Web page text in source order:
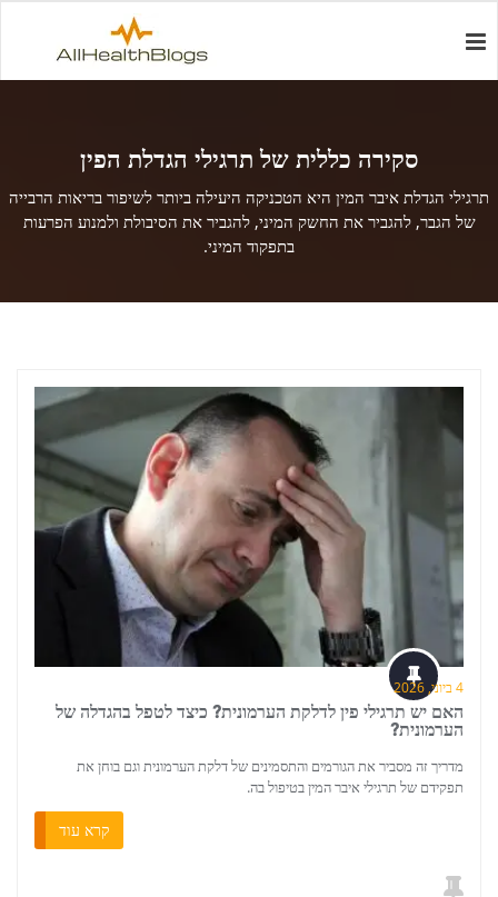
סקירה כללית של תרגילי הגדלת הפין
תרגילי הגדלת איבר המין היא הטכניקה היעילה ביותר לשיפור בריאות הרבייה
של הגבר, להגביר את החשק המיני, להגביר את הסיבולת ולמנוע הפרעות
בתפקוד המיני.
4 ביוני, 2026
האם יש תרגילי פין לדלקת הערמונית? כיצד לטפל בהגדלה של
הערמונית?
מדריך זה מסביר את הגורמים והתסמינים של דלקת הערמונית וגם בוחן את
תפקידם של תרגילי איבר המין בטיפול בה.
קרא עוד